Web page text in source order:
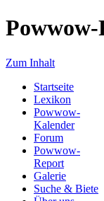
Zum Inhalt
Startseite
Lexikon
Powwow-
Kalender
Forum
Powwow-
Report
Galerie
Suche & Biete